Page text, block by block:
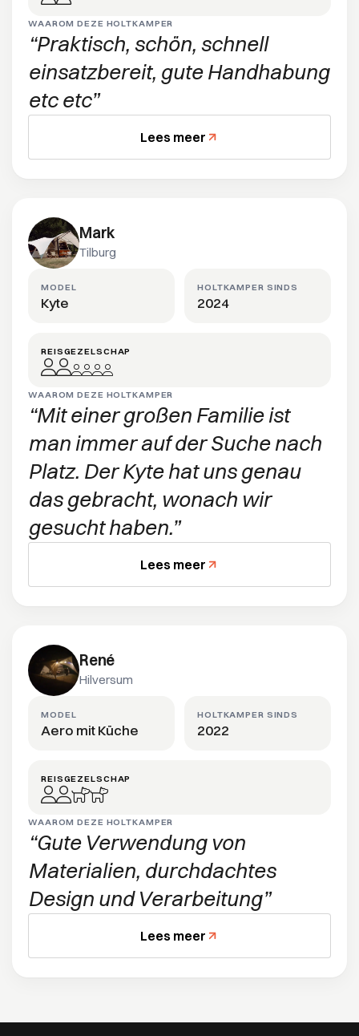
WAAROM DEZE HOLTKAMPER
Praktisch, schön, schnell
einsatzbereit, gute Handhabung
etc etc
Lees meer
Mark
Tilburg
MODEL
Kyte
REISGEZELSCHAP
HOLTKAMPER SINDS
2024
WAAROM DEZE HOLTKAMPER
Mit einer großen Familie ist
man immer auf der Suche nach
Platz. Der Kyte hat uns genau
das gebracht, wonach wir
gesucht haben.
Lees meer
René
Hilversum
MODEL
Aero mit Küche
REISGEZELSCHAP
HOLTKAMPER SINDS
2022
WAAROM DEZE HOLTKAMPER
Gute Verwendung von
Materialien, durchdachtes
Design und Verarbeitung
Lees meer